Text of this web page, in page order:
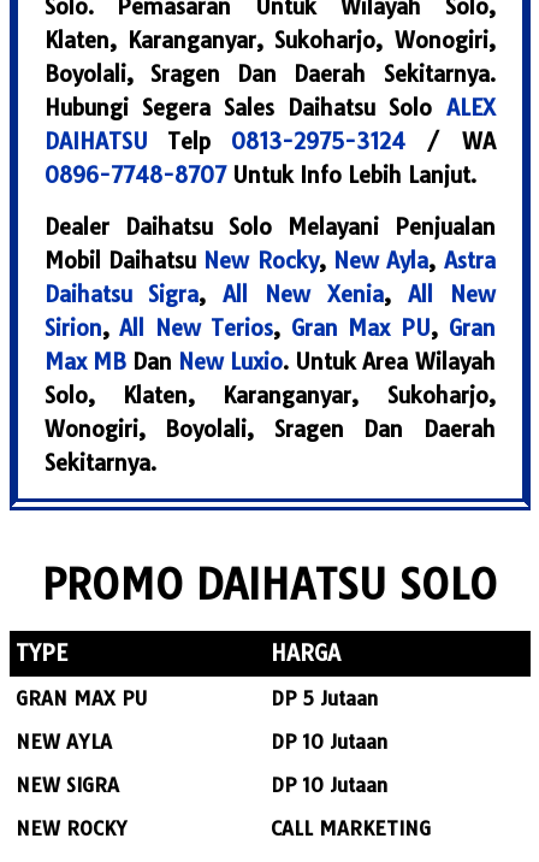
Solo. Pemasaran Untuk Wilayah Solo,
Klaten, Karanganyar, Sukoharjo, Wonogiri,
Boyolali, Sragen Dan Daerah Sekitarnya.
Hubungi Segera Sales Daihatsu Solo ALEX
DAIHATSU Telp 0813-2975-3124/ WA
0896-7748-8707Untuk Info Lebih Lanjut.
Dealer Daihatsu Solo Melayani Penjualan
Mobil Daihatsu New Rocky, New Ayla, Astra
Daihatsu Sigra,All New Xenia, All New
Sirion,All New Terios, Gran Max PU, Gran
Max MBDan New Luxio. Untuk Area Wilayah
Solo, Klaten, Karanganyar, Sukoharjo,
Wonogiri, Boyolali, Sragen Dan Daerah
Sekitarnya.
PROMO DAIHATSU SOLO
TYPE HARGA
GRAN MAX PU
DP 5 Jutaan
NEW AYLA
DP 10 Jutaan
NEW SIGRA
DP 10 Jutaan
NEW ROCKY
CALL MARKETING